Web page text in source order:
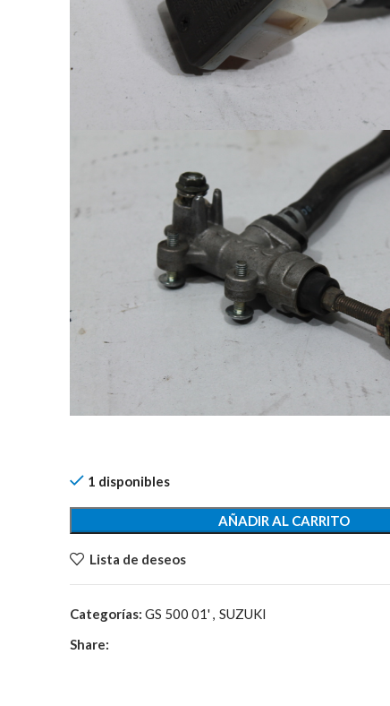
1 disponibles
AÑADIR AL CARRITO
Lista de deseos
Categorías: GS 500 01' , SUZUKI
Share: